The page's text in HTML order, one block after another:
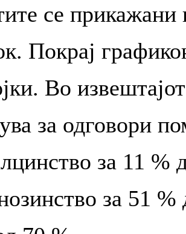
се
Покрај
Во
за одговори
за 11 %
за 51